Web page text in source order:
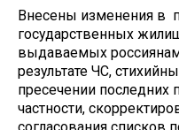
Внесены изменения в
государственных
выдаваемых
результате ЧС,
пресечении
частности,